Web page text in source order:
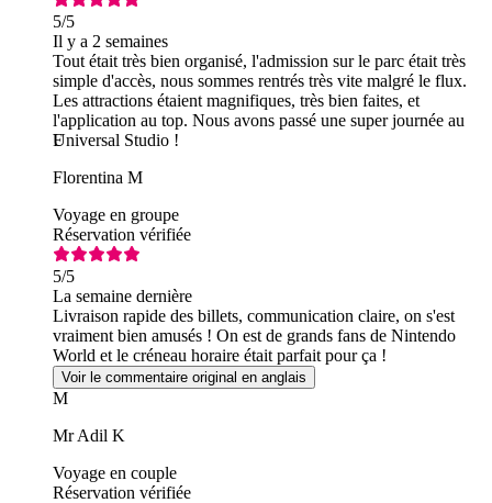
5/5
Il y a 2 semaines
Tout était très bien organisé, l'admission sur le parc était très
simple d'accès, nous sommes rentrés très vite malgré le flux.
Les attractions étaient magnifiques, très bien faites, et
l'application au top. Nous avons passé une super journée au
Universal Studio !
F
Florentina M
Voyage en groupe
Réservation vérifiée
5/5
La semaine dernière
Livraison rapide des billets, communication claire, on s'est
vraiment bien amusés ! On est de grands fans de Nintendo
World et le créneau horaire était parfait pour ça !
Voir le commentaire original en anglais
M
Mr Adil K
Voyage en couple
Réservation vérifiée